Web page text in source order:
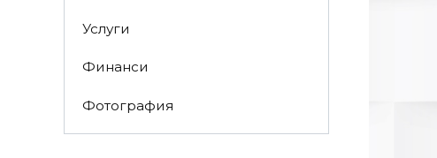
Услуги
Финанси
Фотография